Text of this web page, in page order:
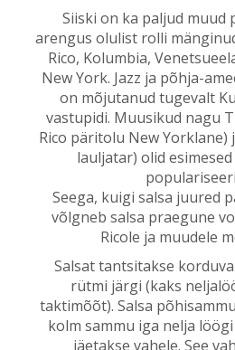
Siiski on ka paljud muud
arengus olulist rolli
Rico, Kolumbia,
New York. Jazz ja põhja-
on mõjutanud tugevalt
vastupidi. Muusikud nagu
Rico päritolu New Yorklane)
lauljatar) olid
Seega, kuigi salsa juured
võlgneb salsa praegune
Ricole ja muudele
Salsat tantsitakse
rütmi järgi (kaks
taktimõõt). Salsa
kolm sammu iga nelja
jäetakse vahele. See